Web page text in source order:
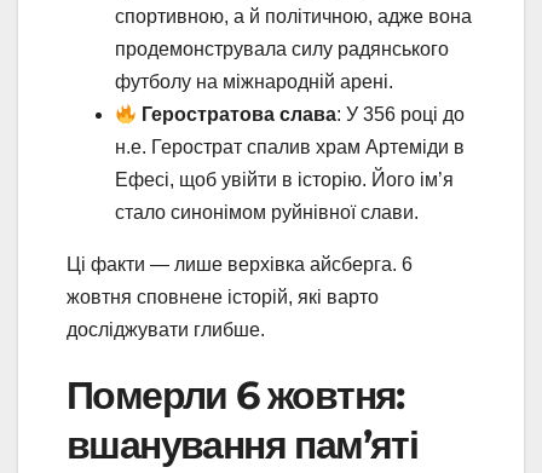
спортивною, а й політичною, адже вона
продемонструвала силу радянського
футболу на міжнародній арені.
Геростратова слава: У 356 році до
н.е. Герострат спалив храм Артеміди в
Ефесі, щоб увійти в історію. Його ім’я
стало синонімом руйнівної слави.
Ці факти — лише верхівка айсберга. 6
жовтня сповнене історій, які варто
досліджувати глибше.
Померли 6 жовтня:
вшанування пам’яті